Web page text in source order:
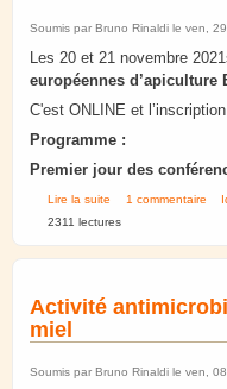
Soumis par Bruno Rinaldi le ven,
Les 20 et 21 novembre
européennes d’apiculture
C'est ONLINE et
Programme :
Premier jour des
Lire la suite de 20-21 Novembre
1 commentaire
2311 lectures
Activité
miel
Soumis par Bruno Rinaldi le ven,